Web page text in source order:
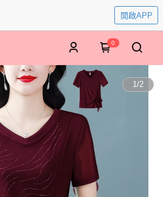
開啟APP
0
1/2